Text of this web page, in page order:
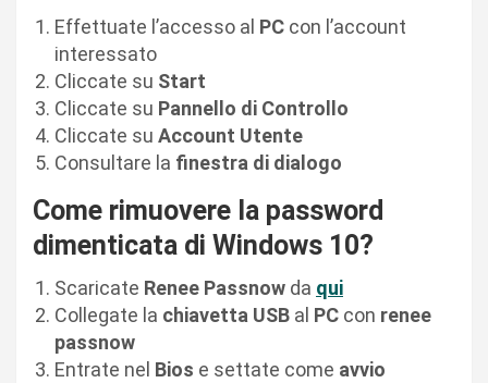
Effettuate l’accesso al PC con l’account
interessato
Cliccate su Start
Cliccate su Pannello di Controllo
Cliccate su Account Utente
Consultare la finestra di dialogo
Come rimuovere la password
dimenticata di Windows 10?
Scaricate Renee Passnow da qui
Collegate la chiavetta USB al PC con renee
passnow
Entrate nel Bios e settate come avvio